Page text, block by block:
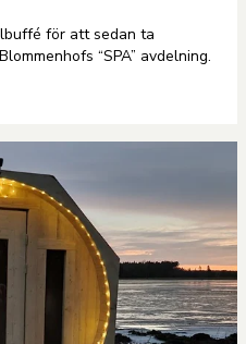
för att sedan ta
“SPA” avdelning.